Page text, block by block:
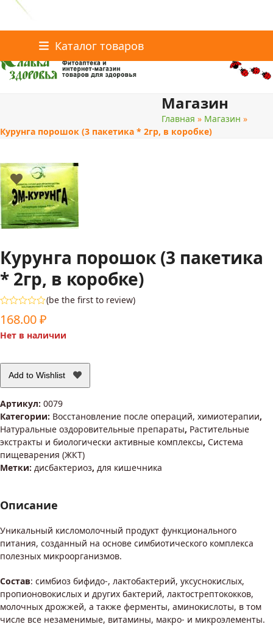
content
Каталог товаров
Контакты
Магазин
Главная » Магазин »
Курунга порошок (3 пакетика * 2гр, в коробке)
Курунга порошок (3 пакетика
* 2гр, в коробке)
5
(be the first to review)
168.00₽
Нет в наличии
Add to Wishlist
Артикул: 0079
Категории: Восстановление после операций, химиотерапии,
Натуральные оздоровительные препараты, Растительные
экстракты и биологически активные комплексы, Система
пищеварения (ЖКТ)
Метки: дисбактериоз, для кишечника
Описание
Уникальный кисломолочный продукт функционального
питания, созданный на основе симбиотического комплекса
полезных микроорганизмов.
Состав: симбиоз бифидо-, лактобактерий, уксуснокислых,
пропионовокислых и других бактерий, лактострептококков,
молочных дрожжей, а также ферменты, аминокислоты, в том
числе все незаменимые, витамины, макро- и микроэлементы.